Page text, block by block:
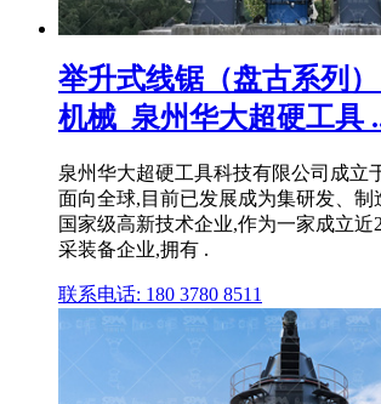
举升式线锯（盘古系列
机械_泉州华大超硬工具
泉州华大超硬工具科技有限公司成立
面向全球,目前已发展成为集研发、制
国家级高新技术企业,作为一家成立近
采装备企业,拥有 .
联系电话: 180 3780 8511